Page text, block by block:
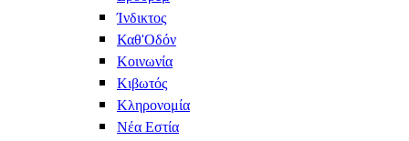
Ίνδικτος
Καθ'Οδόν
Κοινωνία
Κιβωτός
Κληρονομία
Νέα Εστία